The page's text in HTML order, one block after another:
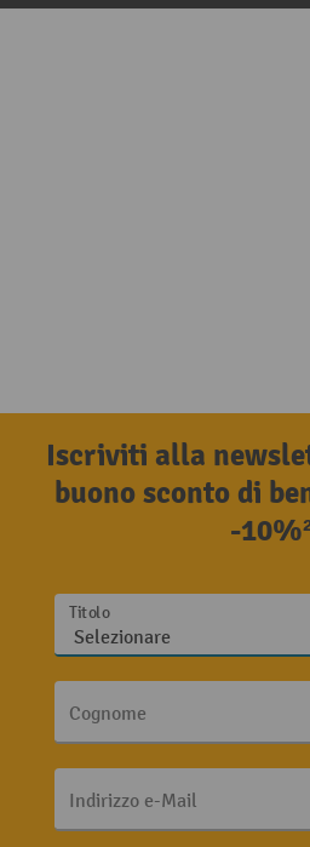
Iscriviti alla
buono sconto di
-
Titolo
Cognome
Indirizzo e-Mail